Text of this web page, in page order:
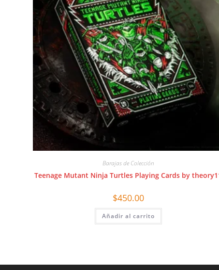
Barajas de Colección
Teenage Mutant Ninja Turtles Playing Cards by
$450.00
Añadir al carrito